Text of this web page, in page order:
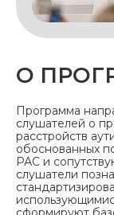
О
Программа
слушателей о
расстройств
обоснованных
РАС и
слушатели